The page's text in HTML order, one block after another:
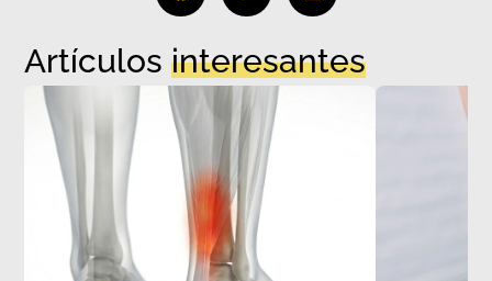
Artículosinteresantes